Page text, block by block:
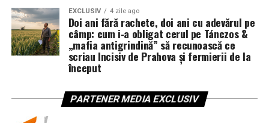
EXCLUSIV 4 zile ago
Doi ani fără rachete, doi ani cu adevărul pe
câmp: cum i‑a obligat cerul pe Tánczos &
„mafia antigrindină” să recunoască ce
scriau Incisiv de Prahova și fermierii de la
început
PARTENER MEDIA EXCLUSIV